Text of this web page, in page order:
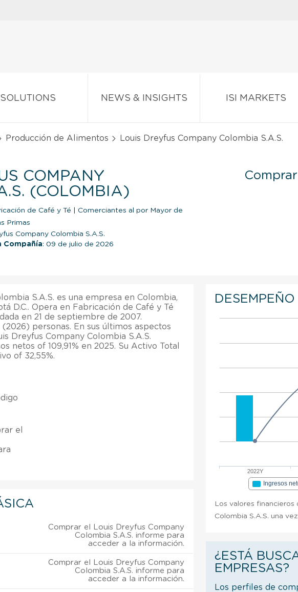
SOLUTIONS NEWS & INSIGHTS ISI MARKETS
Producción de Alimentos Louis Dreyfus Company Colombia S.A.S.
COMPANY
(COLOMBIA)
de Café y Té
Comerciantes al por Mayor de
Primas
Company Colombia S.A.S.
Compañía: 09 de julio de 2026
S.A.S. es una empresa en Colombia,
D.C.. Opera en Fabricación de Café y Té
en 21 de septiembre de 2007.
personas. En sus últimos aspectos
Dreyfus Company Colombia S.A.S.
netos of 109,91% en 2025. Su Activo Total
of 32,55%.
el
Comprar el Louis Dreyfus Company
Colombia S.A.S. informe para
acceder a la información.
Comprar el Louis Dreyfus Company
Colombia S.A.S. informe para
acceder a la información.
2022Y
Ingresos
Los valores
Colombia S.A.S. una
¿ESTÁ
EMPRESAS?
Los perfiles de